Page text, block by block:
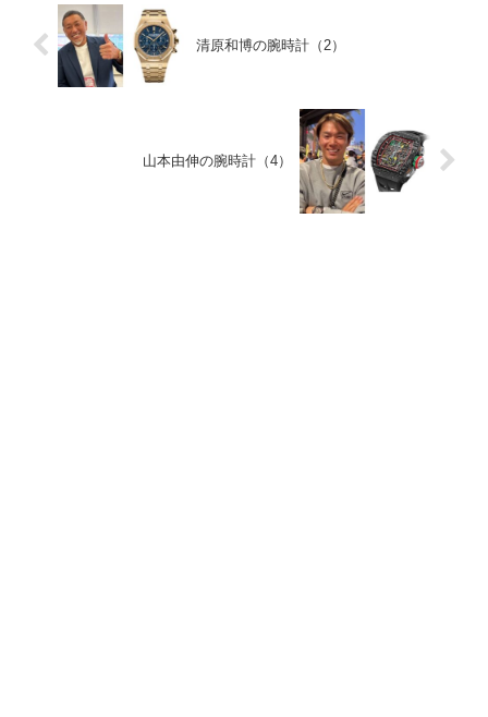
清原和博の腕時計（2）
山本由伸の腕時計（4）